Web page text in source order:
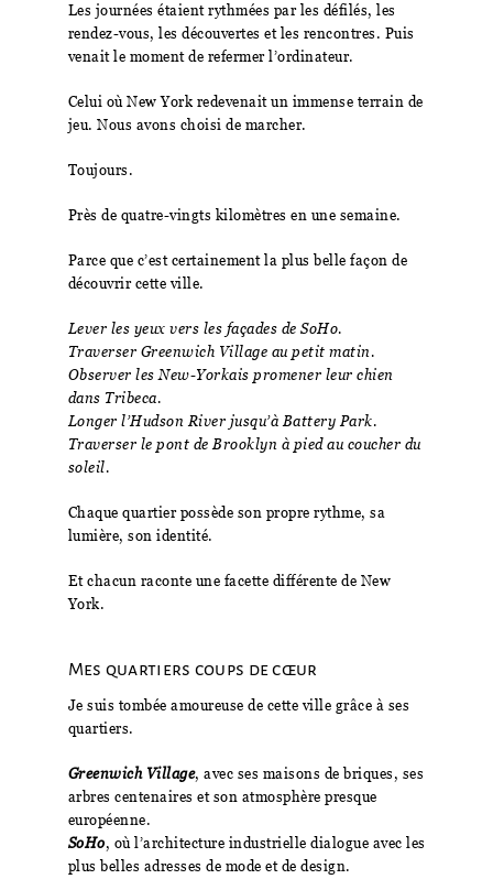
Les journées étaient rythmées par les défilés, les
rendez-vous, les découvertes et les rencontres. Puis
venait le moment de refermer l’ordinateur.
Celui où New York redevenait un immense terrain de
jeu. Nous avons choisi de marcher.
Toujours.
Près de quatre-vingts kilomètres en une semaine.
Parce que c’est certainement la plus belle façon de
découvrir cette ville.
Lever les yeux vers les façades de SoHo.
Traverser Greenwich Village au petit matin.
Observer les New-Yorkais promener leur chien
dans Tribeca.
Longer l’Hudson River jusqu’à Battery Park.
Traverser le pont de Brooklyn à pied au coucher du
soleil.
Chaque quartier possède son propre rythme, sa
lumière, son identité.
Et chacun raconte une facette différente de New
York.
Mes quartiers coups de cœur
Je suis tombée amoureuse de cette ville grâce à ses
quartiers.
Greenwich Village, avec ses maisons de briques, ses
arbres centenaires et son atmosphère presque
européenne.
SoHo, où l’architecture industrielle dialogue avec les
plus belles adresses de mode et de design.